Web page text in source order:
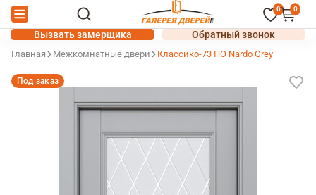
0 0
Вызвать замерщика Обратный звонок
Главная Межкомнатные двери Классико-73 ПО Nardo Grey
Под заказ